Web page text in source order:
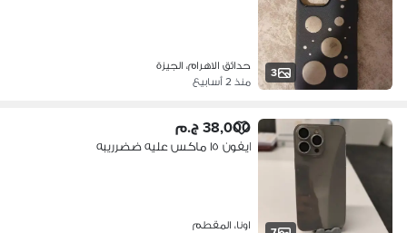
3
حدائق الاهرام، الجيزة
منذ 2 أسابيع
38,000 ج.م
ايفون ١٥ ماكس عليه ضضرريبه
اونا، المقطم